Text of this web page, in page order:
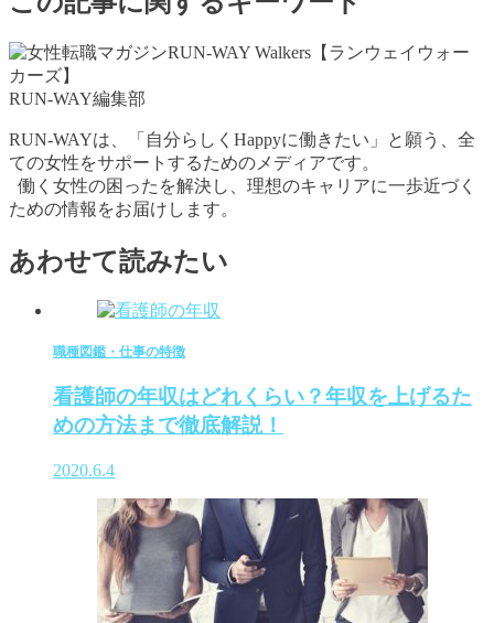
RUN-WAY編集部
RUN-WAYは、「自分らしくHappyに働きたい」と願う、全
ての女性をサポートするためのメディアです。
働く女性の困ったを解決し、理想のキャリアに一歩近づく
ための情報をお届けします。
あわせて読みたい
職種図鑑・仕事の特徴
看護師の年収はどれくらい？年収を上げるた
めの方法まで徹底解説！
2020.6.4